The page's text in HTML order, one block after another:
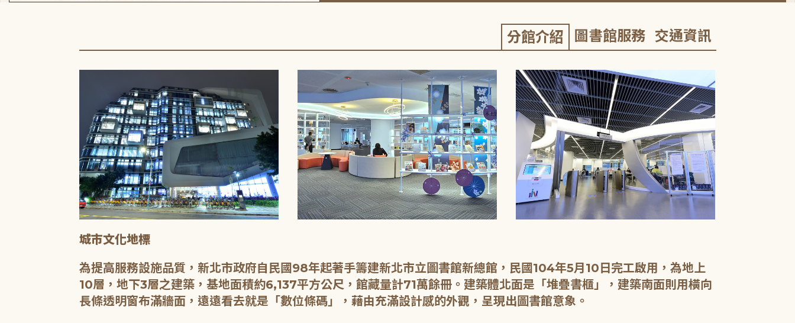
分館介紹 圖書館服務 交通資訊
城市文化地標
為提高服務設施品質，新北市政府自民國98年起著手籌建新北市立圖書館新總館，民國104年5月10日完工啟用，為地上
10層，地下3層之建築，基地面積約6,137平方公尺，館藏量計71萬餘冊。建築體北面是「堆疊書櫃」，建築南面則用橫向
長條透明窗布滿牆面，遠遠看去就是「數位條碼」，藉由充滿設計感的外觀，呈現出圖書館意象。